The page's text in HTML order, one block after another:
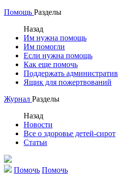
Помощь Разделы
Назад
Им нужна помощь
Им помогли
Если нужна помощь
Как еще помочь
Поддержать
Ящик для пожертвований
Журнал Разделы
Назад
Новости
Все о здоровье детей-сирот
Статьи
Помочь Помочь